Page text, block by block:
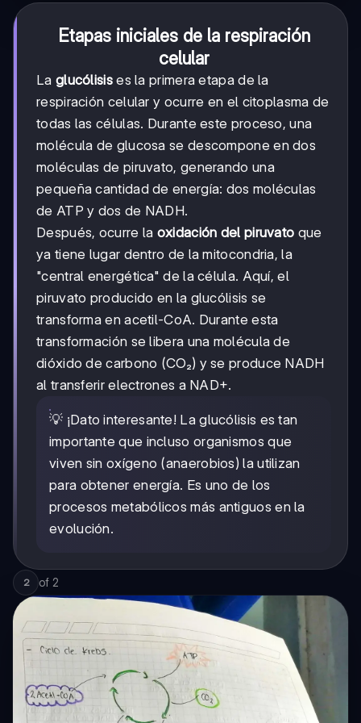
Etapas iniciales de la respiración
celular
La glucólisises la primera etapa de la
respiración celular y ocurre en el citoplasma de
todas las células. Durante este proceso, una
molécula de glucosa se descompone en dos
moléculas de piruvato, generando una
pequeña cantidad de energía: dos moléculas
de ATP y dos de NADH.
Después, ocurre la oxidación del piruvato que
ya tiene lugar dentro de la mitocondria, la
"central energética" de la célula. Aquí, el
piruvato producido en la glucólisis se
transforma en acetil-CoA. Durante esta
transformación se libera una molécula de
dióxido de carbono (CO₂) y se produce NADH
al transferir electrones a NAD+.
💡 ¡Dato interesante! La glucólisis es tan
importante que incluso organismos que
viven sin oxígeno (anaerobios) la utilizan
para obtener energía. Es uno de los
procesos metabólicos más antiguos en la
evolución.
2 of 2